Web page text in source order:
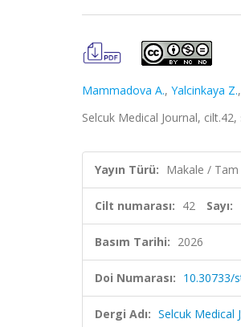
Mammadova A., Yalcinkaya Z.,
Selcuk Medical Journal,
Yayın Türü: Makale /
Cilt numarası: 42 Sayı:
Basım Tarihi: 2026
Doi Numarası: 10.30733/
Dergi Adı: Selcuk Medical